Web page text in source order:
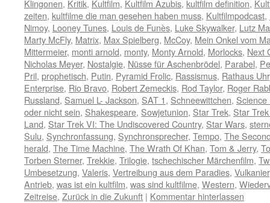
Klingonen, Kritik, Kultfilm, Kultfilm Azubis, kultfilm definition,
zeiten, kultfilme die man gesehen haben muss, Kultfilmpodcast,
Nimoy, Looney Tunes, Louis de Funès, Luke Skywalker, Lutz
Marty McFly, Matrix, Max Spielberg, McCoy, Mein Onkel vom
Mittermeier, monti arnold, monty, Monty Arnold, Morlocks, Next
Nicholas Meyer, Nostalgie, Nüsse für Aschenbrödel, Parabel,
Pril, prophetisch, Putin, Pyramid Frolic, Rassismus, Rathaus Uhr
Enterprise, Rio Bravo, Robert Zemeckis, Rod Taylor, Roger
Russland, Samuel L- Jackson, SAT 1, Schneewittchen, Science
oder nicht sein, Shakespeare, Sowjetunion, Star Trek, Star
Land, Star Trek VI: The Undiscovered Country, Star Wars,
Sulu, Synchronfassung, Synchronsprecher, Tempo, The
herald, The Time Machine, The Wrath Of Khan, Tom & Jerry,
Torben Sterner, Trekkie, Trilogie, tschechischer Märchenfilm,
Umbesetzung, Valeris, Vertreibung aus dem Paradies, Vulkanier
Antrieb, was ist ein kultfilm, was sind kultfilme, Western,
Zeitreise, Zurück in die Zukunft | Kommentar hinterlassen